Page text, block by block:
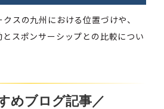
スの九州における位置づけや、
スポンサーシップとの比較につい
めブログ記事／